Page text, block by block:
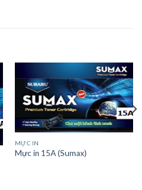
MỰC IN
Mực in 15A (Sumax)